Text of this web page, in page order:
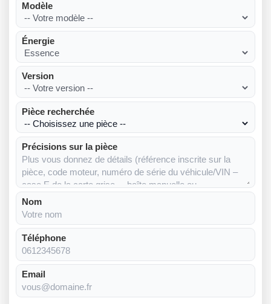
Modèle
Énergie
Version
Pièce recherchée
Précisions sur la pièce
Nom
Téléphone
Email